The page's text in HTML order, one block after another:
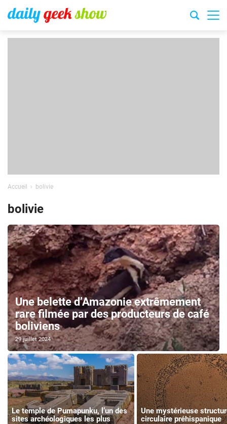
Accueil bolivie
bolivie
Une belette d’Amazonie extrêmement
rare filmée par des producteurs de café
boliviens
29 juillet 2024
Le temple de Pumapunku, l’un des
sites archéologiques les plus
Une mystérieuse
circulaire préhispanique